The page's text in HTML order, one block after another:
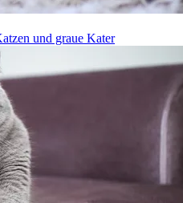
und graue Kater